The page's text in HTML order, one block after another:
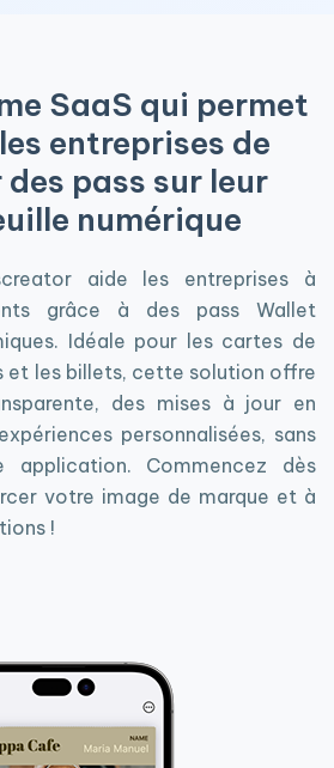
SaaS qui permet
entreprises de
pass sur leur
numérique
aide les entreprises à
grâce à des pass Wallet
Idéale pour les cartes de
et les billets, cette solution offre
des mises à jour en
personnalisées, sans
application. Commencez dès
votre image de marque et à
!